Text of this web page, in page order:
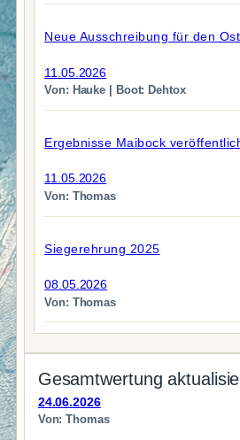
Neue Ausschreibung für den
11.05.2026
Von: Hauke | Boot: Dehtox
Ergebnisse Maibock
11.05.2026
Von: Thomas
Siegerehrung 2025
08.05.2026
Von: Thomas
Gesamtwertung
24.06.2026
Von: Thomas